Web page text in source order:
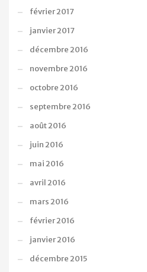
février 2017
janvier 2017
décembre 2016
novembre 2016
octobre 2016
septembre 2016
août 2016
juin 2016
mai 2016
avril 2016
mars 2016
février 2016
janvier 2016
décembre 2015